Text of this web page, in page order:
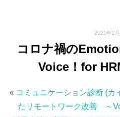
2021年2
コロナ禍の
Voice！for
« コミュニケーション診断 (カ
たリモートワーク改善 ～